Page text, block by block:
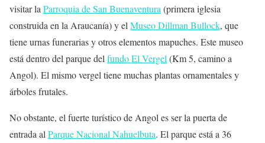
visitar la Parroquia de San Buenaventura (primera iglesia
construida en la Araucanía) y el Museo Dillman Bullock, que
tiene urnas funerarias y otros elementos mapuches. Este museo
está dentro del parque del fundo El Vergel (Km 5, camino a
Angol). El mismo vergel tiene muchas plantas ornamentales y
árboles frutales.
No obstante, el fuerte turístico de Angol es ser la puerta de
entrada al Parque Nacional Nahuelbuta. El parque está a 36